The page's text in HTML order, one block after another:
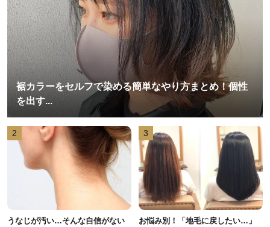
裾カラーをセルフで染める簡単なやり方まとめ！個性
を出す...
2
うなじが汚い…そんな自信がない
3
お悩み別！「地毛に戻したい…」